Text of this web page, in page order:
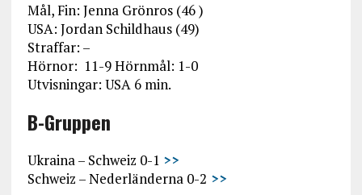
Mål, Fin: Jenna Grönros (46 )
USA: Jordan Schildhaus (49)
Straffar: –
Hörnor: 11-9 Hörnmål: 1-0
Utvisningar: USA 6 min.
B-Gruppen
Ukraina – Schweiz 0-1 >>
Schweiz – Nederländerna 0-2 >>